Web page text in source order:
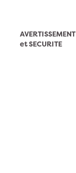
AVERTISSEMENT
et SECURITE